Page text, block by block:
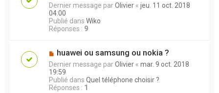
Dernier message parOlivier « jeu. 11 oct. 2018
04:00
Publié dans Wiko
Réponses : 9
huawei ou samsung ou nokia ?
Dernier message parOlivier « mar. 9 oct. 2018
19:59
Publié dans Quel téléphone choisir ?
Réponses : 1